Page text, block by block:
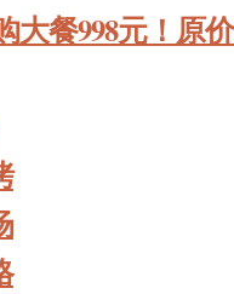
餐998元！原